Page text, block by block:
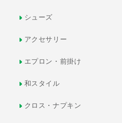
シューズ
アクセサリー
エプロン・前掛け
和スタイル
クロス・ナプキン